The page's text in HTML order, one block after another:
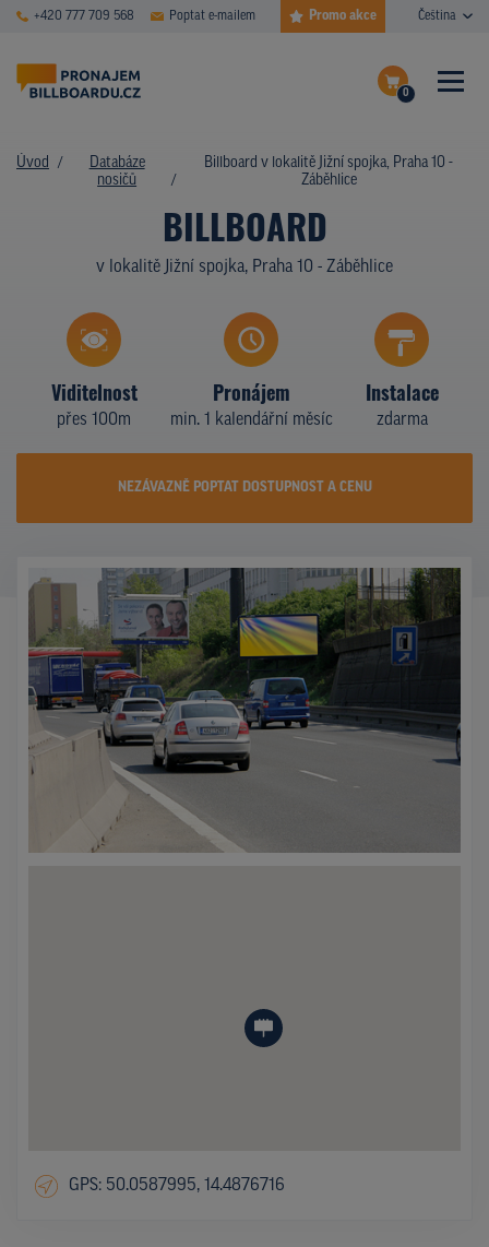
+420 777 709 568 Poptat e-mailem Promo akce Čeština
0
Dokončit poptávku
ČASTÉ DOTAZY
PLOCHY V AKCI
TYPY NOSIČŮ
Z PRAXE
PROMO AKCE
Úvod
Databáze
nosičů
Billboard v lokalitě Jižní spojka, Praha 10 -
Záběhlice
BILLBOARD
v lokalitě Jižní spojka, Praha 10 - Záběhlice
Viditelnost
přes 100m
Pronájem
min. 1 kalendářní měsíc
Instalace
zdarma
NEZÁVAZNĚ POPTAT DOSTUPNOST A CENU
GPS: 50.0587995, 14.4876716